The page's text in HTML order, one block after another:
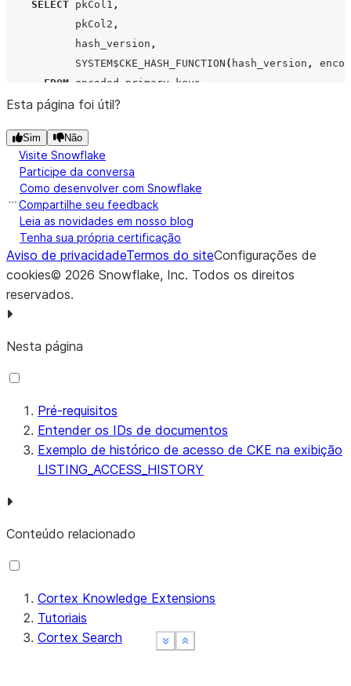
Show less
See moreShow less
See more
SELECT pkCol1 ,
pkCol2 ,
hash_version ,
SYSTEM$CKE_HASH_FUNCTION ( hash_version ,
FROM encoded_primary_keys
CROSS
JOIN hash_versions
SELECT
pk.pkCol1
pk.pkCol2
a.query_date,
a.consumer_account_name
a .consumer_name,
a.total_access_count
FROM cke_document_daily_access AS a
JOIN hashed_primary_key AS
pk
ON a.hashed_doc_id
Show less
See more
Esta página foi útil?
Sim Não
Visite Snowflake
Participe da conversa
Como desenvolver com Snowflake
Compartilhe seu feedback
Leia as novidades em nosso blog
Tenha sua própria certificação
Aviso de privacidadeTermos do siteConfigurações de
cookies© 2026 Snowflake, Inc. Todos os direitos
reservados.
Nesta página
Pré-requisitos
Entender os IDs de documentos
Exemplo de histórico de acesso de CKE na exibição
LISTING_ACCESS_HISTORY
Conteúdo relacionado
Cortex Knowledge Extensions
Tutoriais
Cortex Search